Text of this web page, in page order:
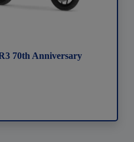
70th Anniversary